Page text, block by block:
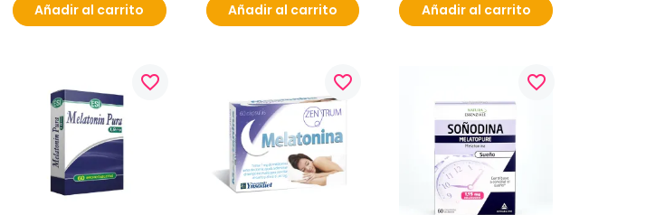
Añadir al carrito Añadir al carrito Añadir al carrito
favorite_border favorite_border favorite_border